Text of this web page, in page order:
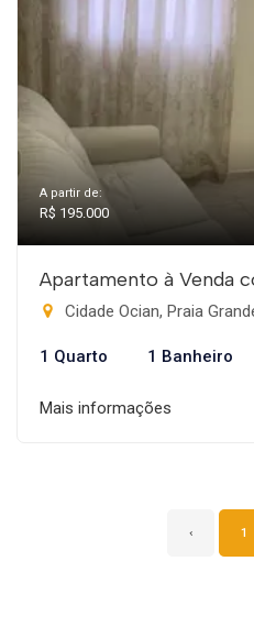
A partir de:
R$ 195.000
Apartamento à Venda
Cidade Ocian, Praia
1 Quarto 1 Banheiro
Mais informações
‹ 1